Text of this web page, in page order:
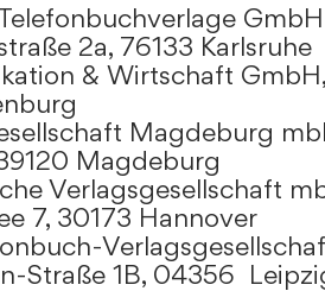
GmbH
2a, 76133 Karlsruhe
& Wirtschaft
Magdeburg
Magdeburg
Verlagsgesellschaft
7, 30173 Hannover
Straße 1B, 04356